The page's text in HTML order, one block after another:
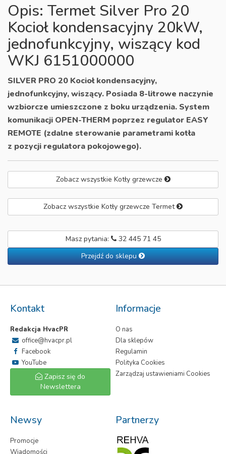
Opis: Termet Silver Pro 20
Kocioł kondensacyjny 20kW,
jednofunkcyjny, wiszący kod
WKJ 6151000000
SILVER PRO 20 Kocioł kondensacyjny,
jednofunkcyjny, wiszący. Posiada 8-litrowe naczynie
wzbiorcze umieszczone z boku urządzenia. System
komunikacji OPEN-THERM poprzez regulator EASY
REMOTE (zdalne sterowanie parametrami kotła
z pozycji regulatora pokojowego).
Zobacz wszystkie Kotły grzewcze
Zobacz wszystkie Kotły grzewcze Termet
Masz pytania:
32 445 71 45
Przejdź do sklepu
Kontakt
Redakcja HvacPR
office@hvacpr.pl
Facebook
YouTube
Zapisz się do
Newslettera
Informacje
O nas
Dla sklepów
Regulamin
Polityka Cookies
Zarządzaj ustawieniami Cookies
Newsy
Promocje
Wiadomości
Partnerzy